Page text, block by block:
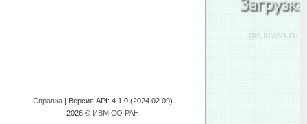
Справка| Версия API: 4.1.0 (2024.02.09)
2026 © ИВМ СО РАН